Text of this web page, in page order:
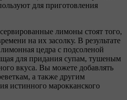
для приготовления
лимоны стоят того,
на их засолку. В результате
цедра с подсоленой
для придания супам, тушеным
вкуса. Вы можете добавлять
а также другим
истинного марокканского